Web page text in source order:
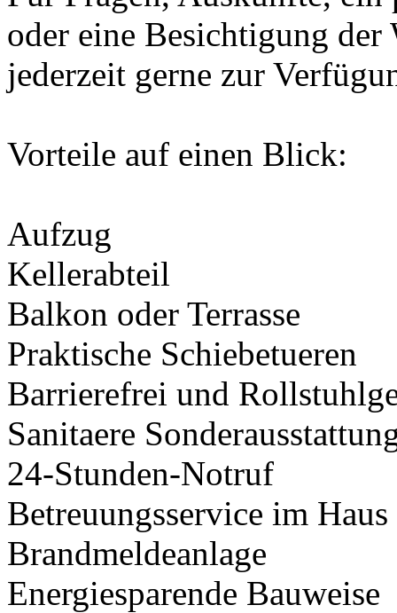
oder eine Besichtigung
jederzeit gerne zur
Vorteile auf einen Blick:
Aufzug
Kellerabteil
Balkon oder Terrasse
Praktische Schiebetueren
Barrierefrei und
Sanitaere
24-Stunden-Notruf
Betreuungsservice im Haus
Brandmeldeanlage
Energiesparende Bauweise